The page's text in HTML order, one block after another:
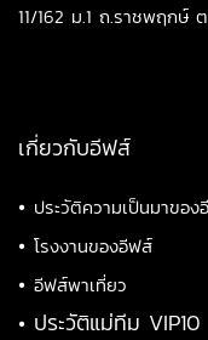
11/162 ม.1 ถ.ราชพฤกษ์
เกี่ยวกับอีฟส์
• ประวัติความเป็นมาขอ
• โรงงานของอีฟส์
• อีฟส์พาเที่ยว
• ประวัติแม่ทีม VIP10